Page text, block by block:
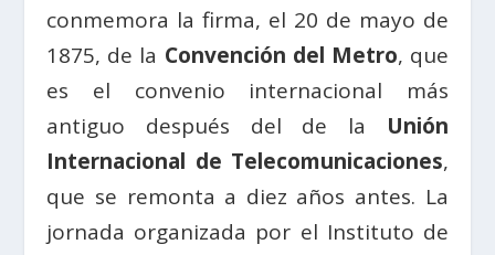
conmemora la firma, el 20 de mayo de
1875, de la Convención del Metro, que
es el convenio internacional más
antiguo después del de la Unión
Internacional de Telecomunicaciones,
que se remonta a diez años antes. La
jornada organizada por el Instituto de